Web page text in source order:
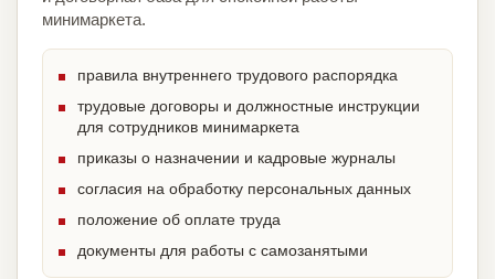
минимаркета.
правила внутреннего трудового распорядка
трудовые договоры и должностные инструкции
для сотрудников минимаркета
приказы о назначении и кадровые журналы
согласия на обработку персональных данных
положение об оплате труда
документы для работы с самозанятыми